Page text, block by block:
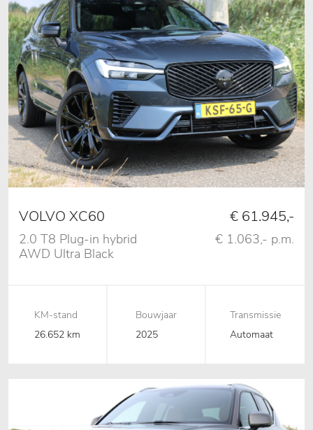
VOLVO XC60
2.0 T8 Plug-in hybrid
AWD Ultra Black
€ 61.945,-
€ 1.063,- p.m.
KM-stand
26.652 km
Bouwjaar
2025
Transmissie
Automaat